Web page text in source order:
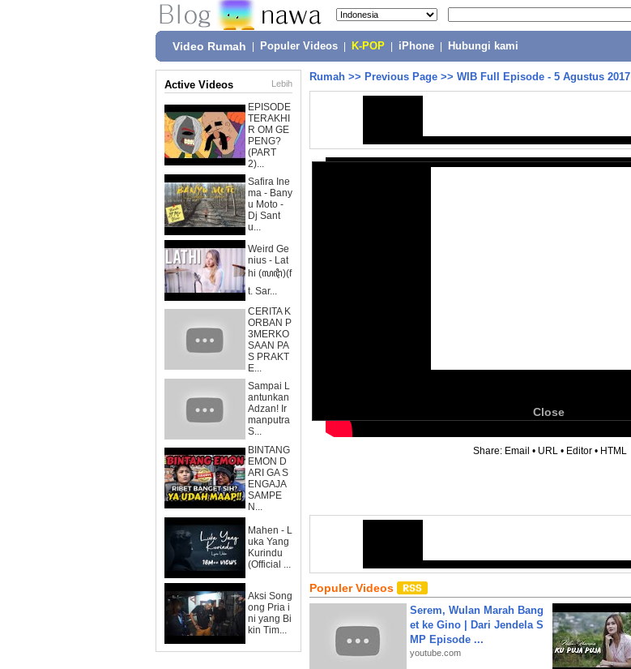
Video Rumah Populer Videos K-POP iPhone Hubungi kami
Active Videos Lebih
EPISODE
TERAKHI
R OM GE
PENG?
(PART
2)...
Safira Ine
ma - Bany
u Moto -
Dj Sant
u...
Weird Ge
nius - Lat
hi (ꦭꦛꦶ)(f
t. Sar...
CERITA K
ORBAN P
3MERKO
SAAN PA
S PRAKT
E...
Sampai L
antunkan
Adzan! Ir
manputra
S...
BINTANG
EMON D
ARI GA S
ENGAJA
SAMPE
N...
Mahen - L
uka Yang
Kurindu
(Official ...
Aksi Song
ong Pria i
ni yang Bi
kin Tim...
Rumah >> Previous Page >> WIB Full Episode - 5 Agustus 2017
Close
Share: Email • URL • Editor • HTML
Populer Videos
Serem, Wulan Marah Bang
et ke Gino | Dari Jendela S
MP Episode ...
youtube.com